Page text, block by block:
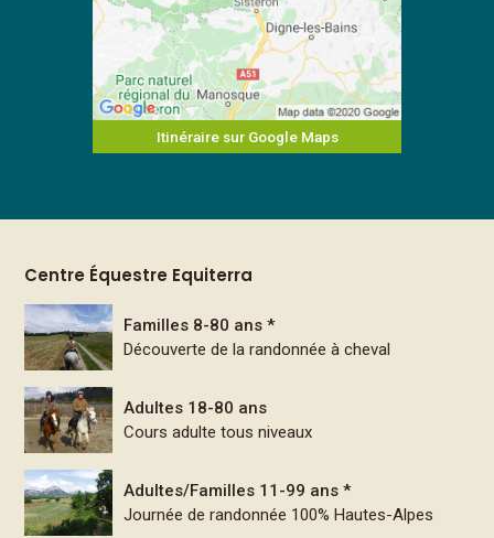
Itinéraire sur Google Maps
Centre Équestre Equiterra
Familles 8-80 ans *
Découverte de la randonnée à cheval
Adultes 18-80 ans
Cours adulte tous niveaux
Adultes/Familles 11-99 ans *
Journée de randonnée 100% Hautes-Alpes